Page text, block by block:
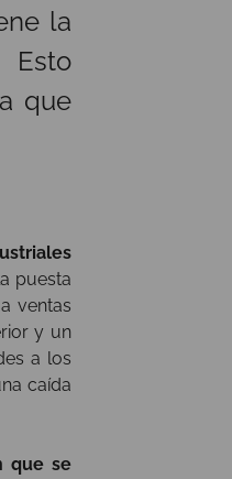
la
Esto
que
puesta
ventas
y un
a los
caída
que se